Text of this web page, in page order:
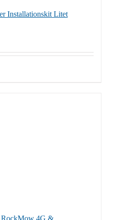
Installationskit Litet
RockMow 4G &